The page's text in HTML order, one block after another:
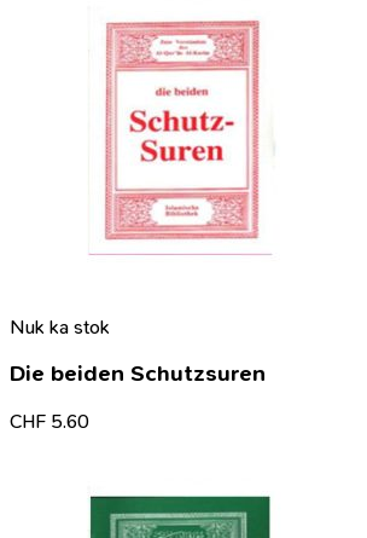
Nuk ka stok
Die beiden Schutzsuren
CHF 5.60